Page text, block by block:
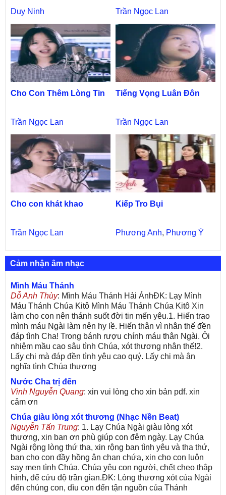
Duy Ninh Trần Ngọc Lan
Cho Con Thêm Lòng Tin
Trần Ngọc Lan
Tiếng Vọng Luân Đôn
Trần Ngọc Lan
Cho con khát khao
Trần Ngọc Lan
Kiếp Tro Bụi
Phương Anh, Phương Ý
Cảm nhận âm nhạc
Mình Máu Thánh
Dỗ Anh Thùy: Mình Máu Thánh Hải ÁnhĐK: Lạy Mình
Máu Thánh Chúa Kitô Mình Máu Thánh Chúa Kitô Xin
làm cho con nên thánh suốt đời tin mến yêu.1. Hiến trao
mình máu Ngài làm nên hy lề. Hiến thân vì nhân thế đền
đáp tình Cha! Trong bánh rượu chính máu thân Ngài. Ôi
nhiệm mầu cao sâu tình Chúa, xót thương nhân thế!2.
Lấy chi mà đáp đền tình yêu cao quý. Lấy chi mà ân
nghĩa tình Chúa thương
Nước Cha trị đến
Vinh Nguyễn Quang: xin vui lòng cho xin bản pdf. xin
cảm ơn
Chúa giàu lòng xót thương (Nhạc Nền Beat)
Nguyễn Tấn Trung: 1. Lạy Chúa Ngài giàu lòng xót
thương, xin ban ơn phù giúp con đêm ngày. Lạy Chúa
Ngài rộng lòng thứ tha, xin rộng ban tình yêu và tha thứ,
ban cho con đầy hồng ân chan chứa, xin cho con luôn
say men tình Chúa. Chúa yêu con người, chết cheo thập
hình, để cứu độ trần gian.ĐK: Lòng thương xót của Ngài
đến chúng con, dìu con đến tận nguồn của Thánh